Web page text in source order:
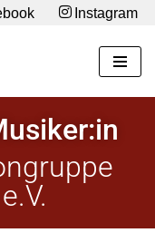
Instagram